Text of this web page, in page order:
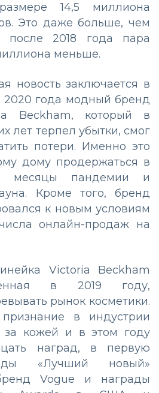
14,5 миллиона
Это даже больше, чем
2018 года пара
меньше.
новость заключается в
2020 года модный бренд
Beckham, который в
лет терпел убытки, смог
потери. Именно это
дому продержаться в
месяцы пандемии и
Кроме того, бренд
к новым условиям
онлайн-продаж на
Victoria Beckham
в 2019 году,
рынок косметики.
в индустрии
за кожей и в этом году
наград, в первую
«Лучший новый»
Vogue и награды